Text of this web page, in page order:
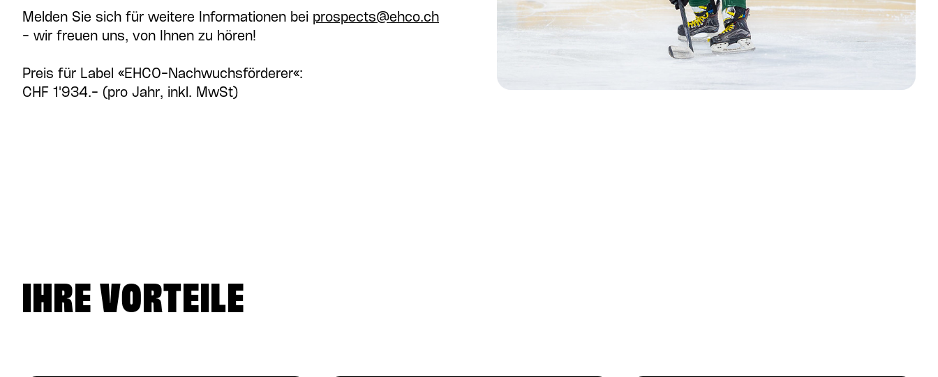
Melden Sie sich für weitere Informationen bei prospects@ehco.ch
- wir freuen uns, von Ihnen zu hören!
Preis für Label «EHCO-Nachwuchsförderer«:
CHF 1'934.- (pro Jahr, inkl. MwSt)
IHRE VORTEILE